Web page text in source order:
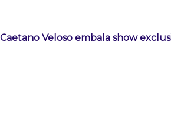
Veloso embala show